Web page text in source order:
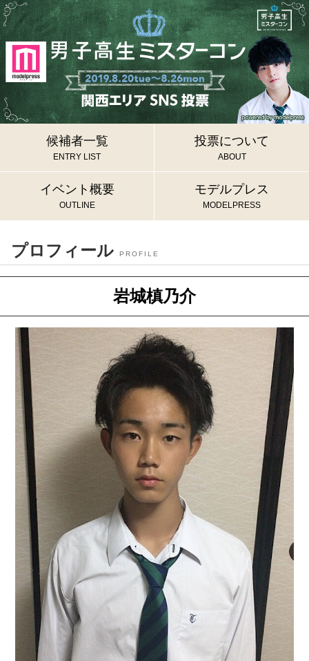
候補者一覧
ENTRY LIST
投票について
ABOUT
イベント概要
OUTLINE
モデルプレス
MODELPRESS
プロフィール PROFILE
岩城槙乃介